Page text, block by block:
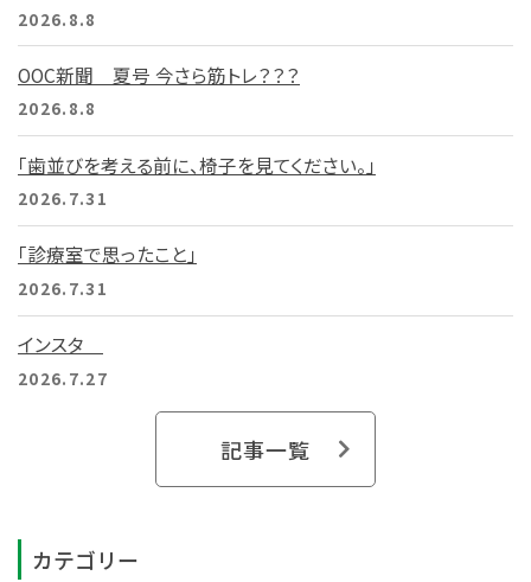
2026.8.8
OOC新聞 夏号 今さら筋トレ？？？
2026.8.8
「歯並びを考える前に、椅子を見てください。」
2026.7.31
「診療室で思ったこと」
2026.7.31
インスタ
2026.7.27
記事一覧
カテゴリー